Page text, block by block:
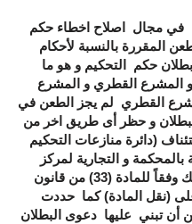
في مجال اصلاح اخطاء حكم
المقررة بالنسبة لأحكام
حكم التحكيم و هو ما
المشرع القطري و المشرع
القطري لم يجز الطعن في
و حظر أى طريق اخر من
(دائرة منازعات التحكيم
بالمحكمة و التجارية لمركز
قطر للمال بنظر دعوى البطلان و ذلك وفقاً للمادة (33) من قانون
(نقل المادة) كما حددت
أن تبني عليها دعوى البطلان